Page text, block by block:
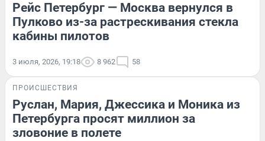
Рейс Петербург — Москва вернулся в
Пулково из-за растрескивания стекла
кабины пилотов
3 июля, 2026, 19:18 8 962 58
ПРОИСШЕСТВИЯ
Руслан, Мария, Джессика и Моника из
Петербурга просят миллион за
зловоние в полете